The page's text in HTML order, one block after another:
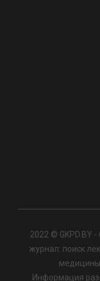
2022 © GKPD.BY
журнал: поиск
Информация